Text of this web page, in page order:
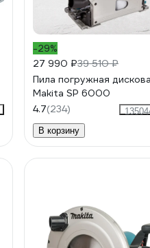
-29%
27 990 ₽39 510 ₽
Пила погружная
Makita SP 6000
4.7(234)
В корзину